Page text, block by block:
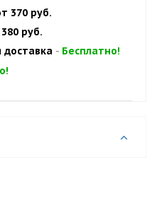
370 руб.
руб.
- Бесплатно!